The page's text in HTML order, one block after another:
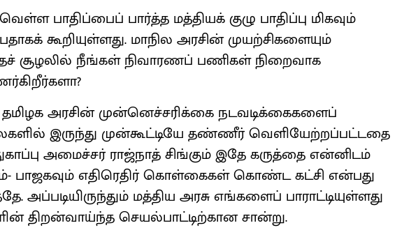
பாதிப்பைப் பார்த்த மத்தியக் குழு பாதிப்பு மிகவும்
கூறியுள்ளது. மாநில அரசின் முயற்சிகளையும்
சூழலில் நீங்கள் நிவாரணப் பணிகள் நிறைவாக
தமிழக அரசின் முன்னெச்சரிக்கை நடவடிக்கைகளைப்
இருந்து முன்கூட்டியே தண்ணீர் வெளியேற்றப்பட்டதை
அமைச்சர் ராஜ்நாத் சிங்கும் இதே கருத்தை என்னிடம்
பாஜகவும் எதிரெதிர் கொள்கைகள் கொண்ட கட்சி என்பது
அப்படியிருந்தும் மத்திய அரசு எங்களைப் பாராட்டியுள்ளது
திறன்வாய்ந்த செயல்பாட்டிற்கான சான்று.